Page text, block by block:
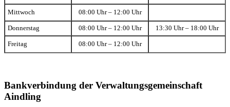
Mittwoch 08:00 Uhr – 12:00 Uhr
Donnerstag 08:00 Uhr – 12:00 Uhr 13:30 Uhr – 18:00 Uhr
Freitag 08:00 Uhr – 12:00 Uhr
Bankverbindung der Verwaltungsgemeinschaft
Aindling